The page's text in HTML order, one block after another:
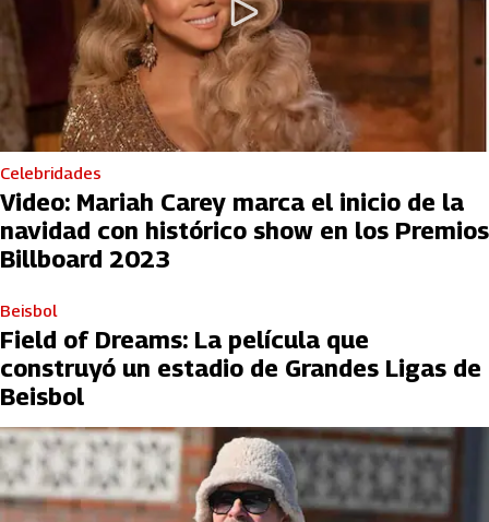
Celebridades
Video: Mariah Carey marca el inicio de la
navidad con histórico show en los Premios
Billboard 2023
Beisbol
Field of Dreams: La película que
construyó un estadio de Grandes Ligas de
Beisbol